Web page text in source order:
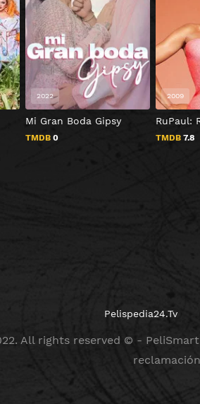
Mi Gran Boda Gipsy
TMDB 0
2022
RuPaul:
TMDB7.8
2009
Pelispedia24.Tv
All rights reserved © -